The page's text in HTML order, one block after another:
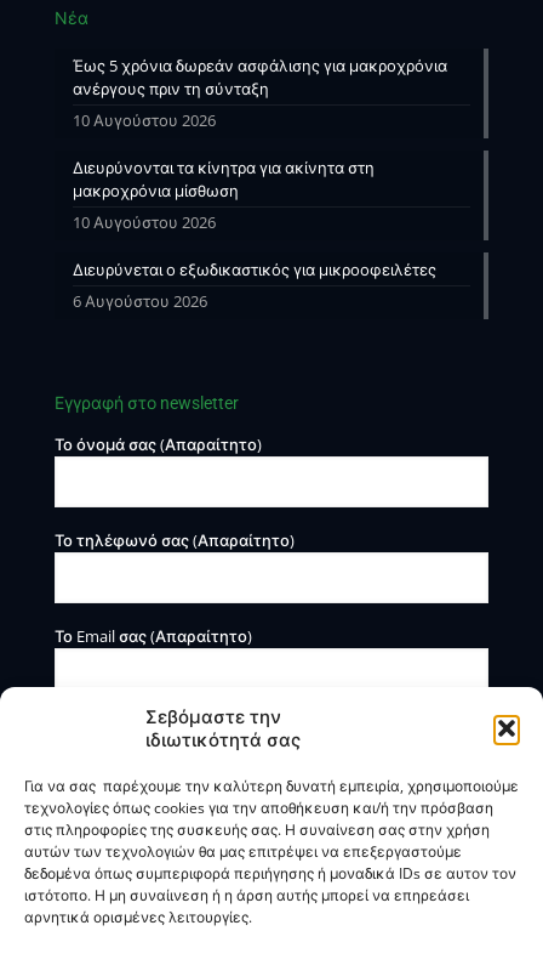
Σεβόμαστε την
ιδιωτικότητά σας
Για να σας παρέχουμε την καλύτερη δυνατή εμπειρία, χρησιμοποιούμε
τεχνολογίες όπως cookies για την αποθήκευση και/ή την πρόσβαση
στις πληροφορίες της συσκευής σας. Η συναίνεση σας στην χρήση
αυτών των τεχνολογιών θα μας επιτρέψει να επεξεργαστούμε
δεδομένα όπως συμπεριφορά περιήγησης ή μοναδικά IDs σε αυτον τον
ιστότοπο. Η μη συναίινεση ή η άρση αυτής μπορεί να επηρεάσει
αρνητικά ορισμένες λειτουργίες.
Νέα
Έως 5 χρόνια δωρεάν ασφάλισης για μακροχρόνια
ανέργους πριν τη σύνταξη
10 Αυγούστου 2026
Διευρύνονται τα κίνητρα για ακίνητα στη
μακροχρόνια μίσθωση
10 Αυγούστου 2026
Διευρύνεται ο εξωδικαστικός για μικροοφειλέτες
6 Αυγούστου 2026
Εγγραφή στο newsletter
Το όνομά σας (Απαραίτητο)
Το τηλέφωνό σας (Απαραίτητο)
Το Email σας (Απαραίτητο)
Η BOXmind παρέχει πληροφοριακές και συμβουλευτικές
υπηρεσίες. Δεν προσφέρει υπηρεσίες ρύθμισης ή
διαγραφής οφειλών.